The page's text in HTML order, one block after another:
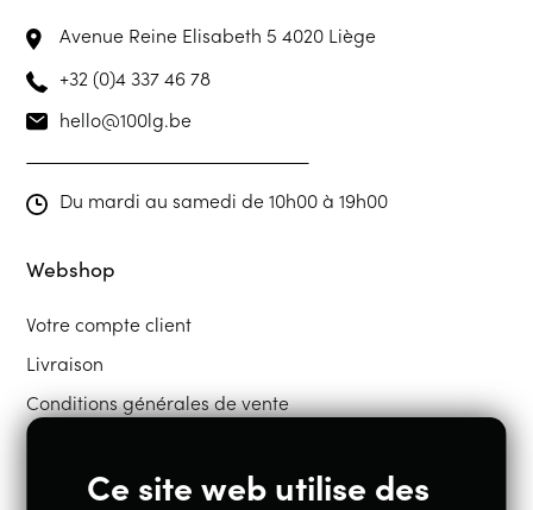
Avenue Reine Elisabeth 54020 Liège
+32 (0)4 337 46 78
hello@100lg.be
Du mardi au samedi de 10h00 à 19h00
Webshop
Votre compte client
Livraison
Conditions générales de vente
Restons en contact
Ce site web utilise des